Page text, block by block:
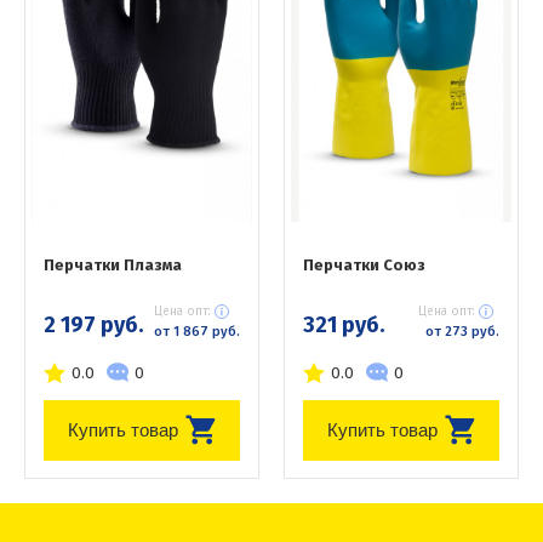
Перчатки Плазма
2 197 руб. Цена опт:
от 1 867 руб.
0.0 0
Купить товар
Перчатки Союз
321 руб. Цена опт:
от 273 руб.
0.0 0
Купить товар